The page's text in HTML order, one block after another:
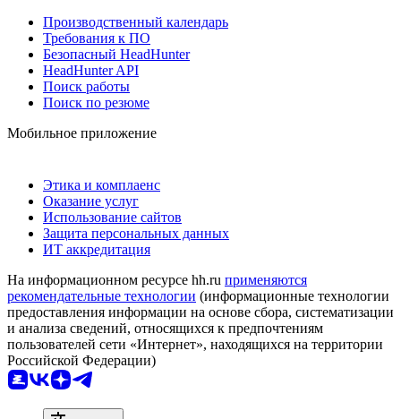
Производственный календарь
Требования к ПО
Безопасный HeadHunter
HeadHunter API
Поиск работы
Поиск по резюме
Мобильное приложение
Этика и комплаенс
Оказание услуг
Использование сайтов
Защита персональных данных
ИТ аккредитация
На информационном ресурсе hh.ru применяются
рекомендательные технологии (информационные технологии
предоставления информации на основе сбора, систематизации
и анализа сведений, относящихся к предпочтениям
пользователей сети «Интернет», находящихся на территории
Российской Федерации)